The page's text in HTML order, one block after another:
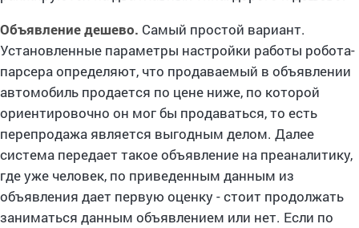
Объявление дешево. Самый простой вариант.
Установленные параметры настройки работы робота-
парсера определяют, что продаваемый в объявлении
автомобиль продается по цене ниже, по которой
ориентировочно он мог бы продаваться, то есть
перепродажа является выгодным делом. Далее
система передает такое объявление на преаналитику,
где уже человек, по приведенным данным из
объявления дает первую оценку - стоит продолжать
заниматься данным объявлением или нет. Если по